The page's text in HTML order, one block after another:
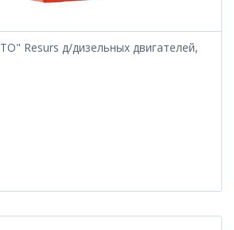
Resurs д/дизельных двигателей,